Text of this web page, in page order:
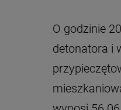
O godzinie
detonatora i